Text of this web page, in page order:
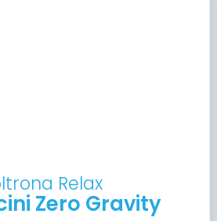
Relax
Zero Gravity